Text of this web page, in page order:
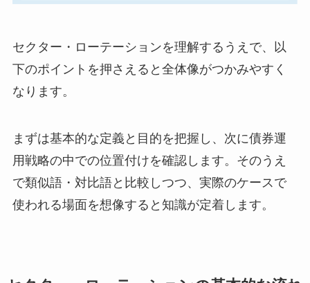
セクター・ローテーションを理解するうえで、以
下のポイントを押さえると全体像がつかみやすく
なります。
まずは基本的な定義と目的を把握し、次に債券運
用戦略の中での位置付けを確認します。そのうえ
で類似語・対比語と比較しつつ、実際のケースで
使われる場面を想像すると知識が定着します。